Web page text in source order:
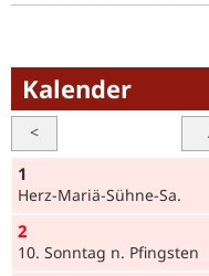
Kalender
<
1
Herz-Mariä-Sühne-Sa.
2
10. Sonntag n. Pfingsten